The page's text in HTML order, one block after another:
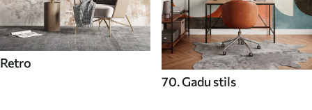
Retro
70. Gadu stils